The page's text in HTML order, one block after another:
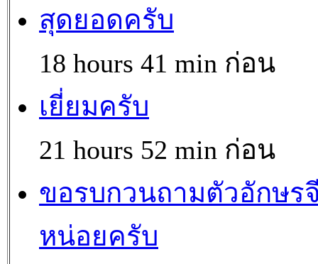
สุดยอดครับ
18 hours 41 min ก่อน
เยี่ยมครับ
21 hours 52 min ก่อน
ขอรบกวนถามตัวอักษร
หน่อยครับ